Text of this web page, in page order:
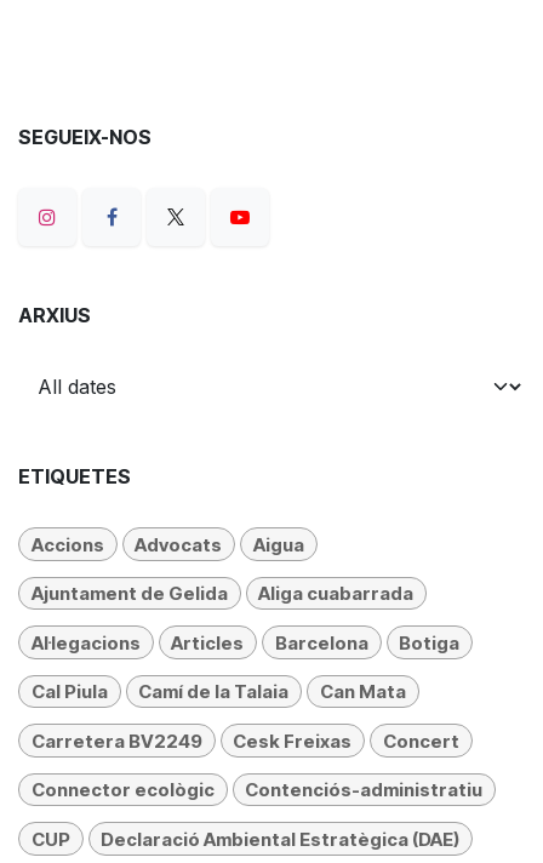
SEGUEIX-NOS
ARXIUS
ETIQUETES
Accions Advocats Aigua
Ajuntament de Gelida Aliga cuabarrada
Al·legacions Articles Barcelona Botiga
Cal Piula Camí de la Talaia Can Mata
Carretera BV2249 Cesk Freixas Concert
Connector ecològic Contenciós-administratiu
CUP Declaració Ambiental Estratègica (DAE)